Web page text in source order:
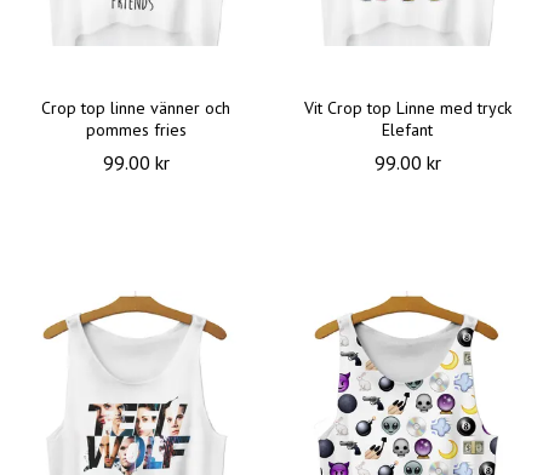
Crop top linne vänner och
pommes fries
99.00 kr
Vit Crop top Linne med tryck
Elefant
99.00 kr